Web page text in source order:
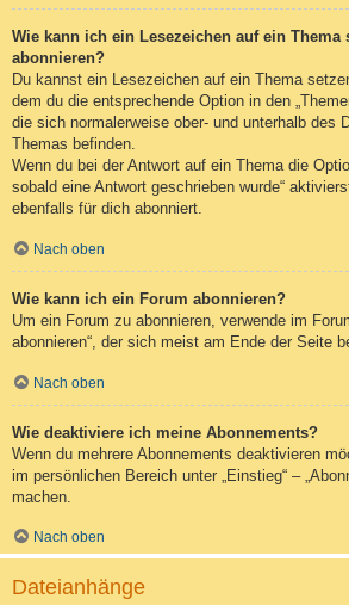
Wie kann ich ein Lesezeichen auf ein Thema
abonnieren?
Du kannst ein Lesezeichen auf ein Thema
dem du die entsprechende Option in den
die sich normalerweise ober- und unterhalb des
Themas befinden.
Wenn du bei der Antwort auf ein Thema die
sobald eine Antwort geschrieben wurde“
ebenfalls für dich abonniert.
Nach oben
Wie kann ich ein Forum abonnieren?
Um ein Forum zu abonnieren, verwende im
abonnieren“, der sich meist am Ende der Seite
Nach oben
Wie deaktiviere ich meine Abonnements?
Wenn du mehrere Abonnements deaktivieren
im persönlichen Bereich unter „Einstieg“ –
machen.
Nach oben
Dateianhänge